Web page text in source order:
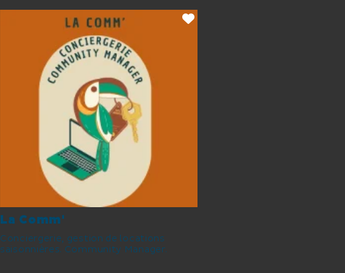
La Comm'
Conciergerie, gestion de locations
saisonnières. Community Manager.